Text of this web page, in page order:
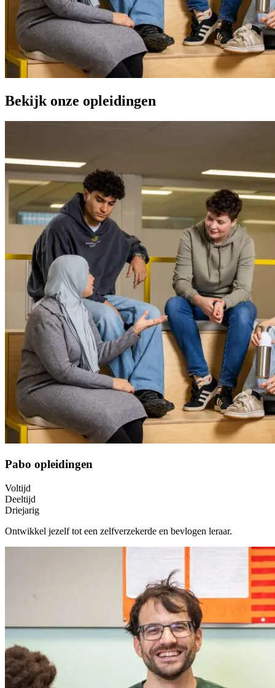
Bekijk onze opleidingen
Pabo opleidingen
Voltijd
Deeltijd
Driejarig
Ontwikkel jezelf tot een zelfverzekerde en bevlogen leraar.